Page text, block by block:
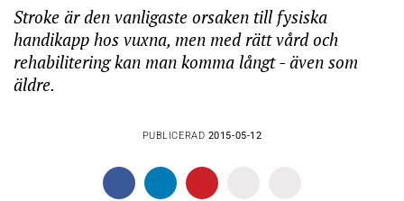
Stroke är den vanligaste orsaken till fysiska
handikapp hos vuxna, men med rätt vård och
rehabilitering kan man komma långt - även som
äldre.
PUBLICERAD 2015-05-12